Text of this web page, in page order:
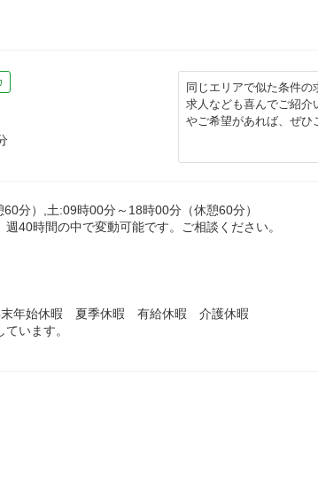
同じエリアで似た条件の
求人なども喜んでご紹介
やご希望があれば、ぜひ
分）,土:09時00分～18時00分（休憩60分）
40時間の中で変動可能です。ご相談ください。
年始休暇 夏季休暇 有給休暇 介護休暇
います。